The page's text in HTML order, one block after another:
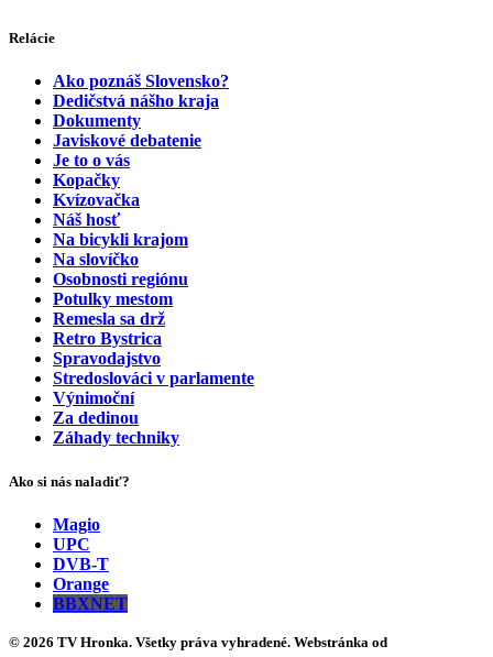
Relácie
Ako poznáš Slovensko?
Dedičstvá nášho kraja
Dokumenty
Javiskové debatenie
Je to o vás
Kopačky
Kvízovačka
Náš hosť
Na bicykli krajom
Na slovíčko
Osobnosti regiónu
Potulky mestom
Remesla sa drž
Retro Bystrica
Spravodajstvo
Stredoslováci v parlamente
Výnimoční
Za dedinou
Záhady techniky
Ako si nás naladiť?
Magio
UPC
DVB-T
Orange
BBXNET
© 2026 TV Hronka. Všetky práva vyhradené. Webstránka od